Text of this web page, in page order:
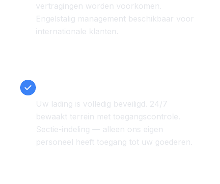
vertragingen worden voorkomen.
Engelstalig management beschikbaar voor
internationale klanten.
Uw lading is volledig beveiligd. 24/7
bewaakt terrein met toegangscontrole.
Sectie-indeling — alleen ons eigen
personeel heeft toegang tot uw goederen.